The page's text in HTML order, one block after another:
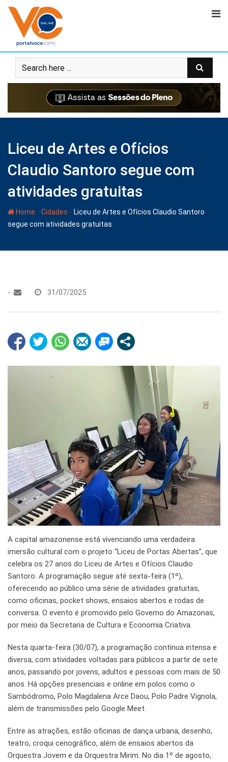
Liceu de Artes e Ofícios
Claudio Santoro segue com
atividades gratuitas
Home - Cidades - Liceu de Artes e Ofícios Claudio Santoro
segue com atividades gratuitas
- 31/07/2025
A capital amazonense está vivenciando uma verdadeira
imersão cultural com o projeto “Liceu de Portas Abertas”, que
celebra os 27 anos do Liceu de Artes e Ofícios Claudio
Santoro. A programação segue até sexta-feira (1º),
oferecendo ao público uma série de atividades gratuitas,
como oficinas, pocket shows, ensaios abertos e rodas de
conversa. O evento é promovido pelo Governo do Amazonas,
por meio da Secretaria de Cultura e Economia Criativa.
Nesta quarta-feira (30/07), a programação continua intensa e
diversa, com atividades voltadas para públicos a partir de sete
anos, passando por jovens, adultos e pessoas com mais de 50
anos. Há opções presenciais e online em polos como o
Sambódromo, Polo Magdalena Arce Daou, Polo Padre Vignola,
além de transmissões pelo Google Meet.
Entre as atrações, estão oficinas de dança urbana, desenho,
teatro, croqui cenográfico, além de ensaios abertos da
Orquestra Jovem e da Orquestra Mirim. No dia 1º de agosto,